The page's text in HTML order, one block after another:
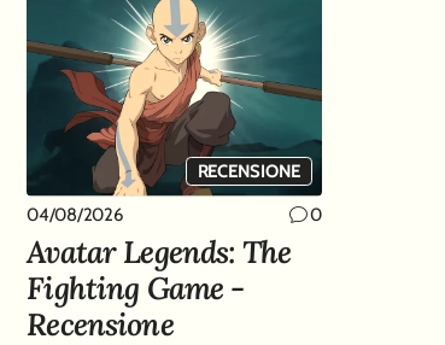
RECENSIONE
04/08/2026 0
Avatar Legends: The
Fighting Game -
Recensione